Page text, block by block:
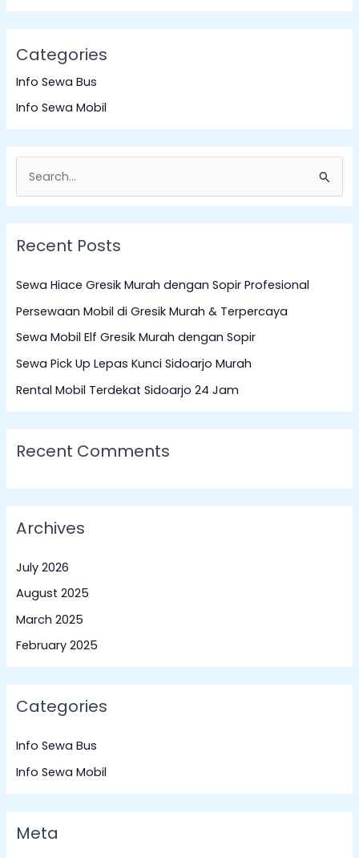
Categories
Info Sewa Bus
Info Sewa Mobil
e
a
r
f
o
r
:
Recent Posts
Sewa Hiace Gresik Murah dengan Sopir Profesional
Persewaan Mobil di Gresik Murah & Terpercaya
Sewa Mobil Elf Gresik Murah dengan Sopir
Sewa Pick Up Lepas Kunci Sidoarjo Murah
Rental Mobil Terdekat Sidoarjo 24 Jam
Recent Comments
Archives
July 2026
August 2025
March 2025
February 2025
Categories
Info Sewa Bus
Info Sewa Mobil
Meta